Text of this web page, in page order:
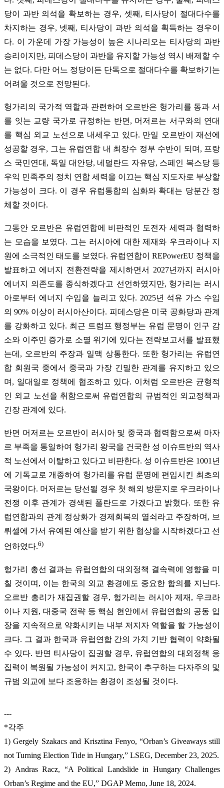
당이 과반 의석을 확보하는 경우, 셋째, 티사당이 절대다수를
차지하는 경우, 넷째, 티사당이 과반 의석을 획득하는 경우이
다. 이 가운데 가장 가능성이 높은 시나리오는 티사당의 과반
승리이지만, 피데스당이 과반을 유지할 가능성 역시 배제할 수
는 없다. 다만 어느 정당이든 단독으로 절대다수를 확보하기는
어려울 것으로 전망된다.
헝가리의 국가적 역할과 관련하여 오르반은 헝가리를 동과 서
를 잇는 교량 국가로 규정하는 반면, 머저르는 서구와의 연대
를 핵심 외교 노선으로 내세우고 있다. 만일 오르반이 재선에
성공할 경우, 그는 유럽연합 내 최장수 정부 수반이 되며, 프랑
스 국민연대, 독일 대안당, 네덜란드 자유당, 스페인 복스당 등
우익 민족주의 정치 연합 세력을 이끄는 핵심 지도자로 부상할
가능성이 크다. 이 경우 유럽통합의 심화와 확대는 당분간 정
체할 것이다.
그동안 오르반은 유럽연합에 비판적인 도전자 세력과 협력하
는 모습을 보였다. 그는 러시아에 대한 제재와 우크라이나 지
원에 소극적인 태도를 보였다. 유럽연합이 REPowerEU 정책을
발표하고 에너지 전환전략을 제시하면서 2027년까지 러시아
에너지 의존도를 종식하겠다고 선언하였지만, 헝가리는 러시
아로부터 에너지 수입을 늘리고 있다. 2025년 석유 가스 수입
의 90% 이상이 러시아산이다. 피데스당은 미국 공화당과 관계
를 강화하고 있다. 최근 트럼프 행정부는 유럽 문명이 인구 감
소와 이주민 증가로 소멸 위기에 있다는 전략보고서를 발표했
는데, 오르반의 주장과 일맥 상통한다. 또한 헝가리는 유럽연
합 회원국 중에서 중국과 가장 긴밀한 관계를 유지하고 있으
며, 일대일로 정책에 협조하고 있다. 이처럼 오르반은 균형적
인 외교 노선을 취함으로써 유럽연합의 규범적인 외교정책과
긴장 관계에 있다.
반면 머저르는 오르반이 러시아 및 중국과 협력함으로써 마자
르 부족을 통일하여 헝가리 왕국을 건국한 성 이슈트반의 역사
적 노선에서 이탈하고 있다고 비판한다. 성 이슈트반은 1001년
에 기독교로 개종하여 헝가리를 유럽 문명에 편입시킨 최초의
국왕이다. 머저르는 당선될 경우 첫 해외 방문지로 우크라이나
전쟁 이후 관계가 경색된 폴란드로 가겠다고 밝혔다. 또한 유
럽연합과의 관계 정상화가 경제회복의 열쇠라고 주장하며, 브
뤼셀에 가서 유예된 예산을 받기 위한 협상을 시작하겠다고 선
언하였다.6)
헝가리 총선 결과는 유럽연합의 대외정책 결속력에 영향을 미
칠 것이며, 이는 한국의 외교 환경에도 중요한 함의를 지닌다.
오르반 총리가 재집권할 경우, 헝가리는 러시아 제재, 우크라
이나 지원, 대중국 전략 등 핵심 현안에서 유럽연합의 공동 입
장을 지속적으로 약화시키는 내부 저지자 역할을 할 가능성이
크다. 그 결과 한국과 유럽연합 간의 가치 기반 협력이 약화될
수 있다. 반면 티사당이 집권할 경우, 유럽연합의 대외정책 응
집력이 복원될 가능성이 커지고, 한국이 추구하는 다자주의 및
규범 외교에 보다 조응하는 환경이 조성될 것이다.
---
*각주
1) Gergely Szakacs and Krisztina Fenyo, “Orban’s Giveaways still
not Turning Election Tide in Hungary,” LSEG, December 23, 2025.
2) Andras Racz, “A Political Landslide in Hungary Challenges
Orban’s Regime and the EU,” DGAP Memo, June 18, 2024.